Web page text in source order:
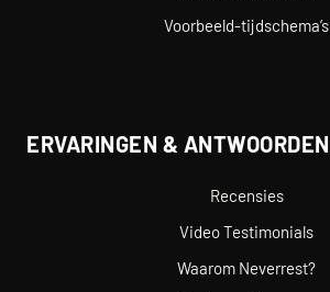
Voorbeeld-tijdschema’s
ERVARINGEN & ANTWOORDEN
Recensies
Video Testimonials
Waarom Neverrest?